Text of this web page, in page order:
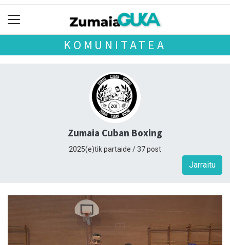
KOMUNITATEA
Zumaia Cuban Boxing
2025(e)tik partaide / 37 post
Jarraitu